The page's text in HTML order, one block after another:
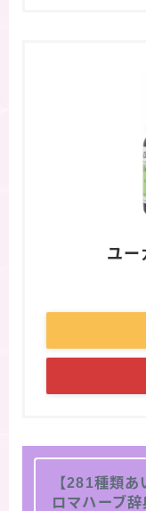
ユ
【281種類
ロマハーブ